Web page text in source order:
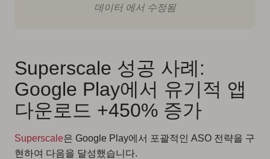
데이터 에서 수정됨
Superscale 성공 사례:
Google Play에서 유기적 앱
다운로드 +450% 증가
Superscale은 Google Play에서 포괄적인 ASO 전략을 구
현하여 다음을 달성했습니다.